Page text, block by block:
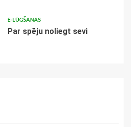
E-LŪGŠANAS
Par spēju noliegt sevi